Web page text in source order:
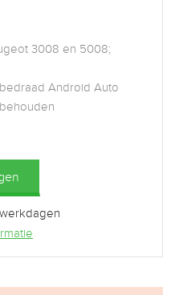
3008 en 5008;
Android Auto